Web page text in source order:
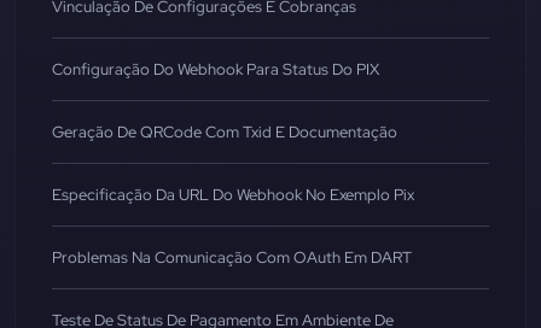
Vinculação De Configurações E Cobranças
Configuração Do Webhook Para Status Do PIX
Geração De QRCode Com Txid E Documentação
Especificação Da URL Do Webhook No Exemplo Pix
Problemas Na Comunicação Com OAuth Em DART
Teste De Status De Pagamento Em Ambiente De